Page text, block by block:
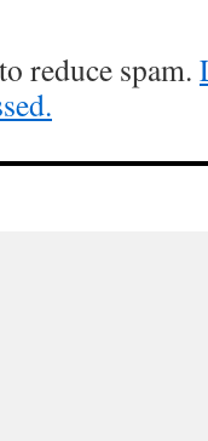
reduce spam.